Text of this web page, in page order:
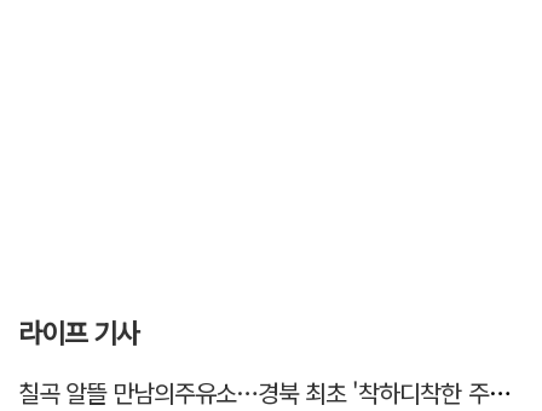
라이프 기사
칠곡 알뜰 만남의주유소…경북 최초 '착하디착한 주유소' 선정